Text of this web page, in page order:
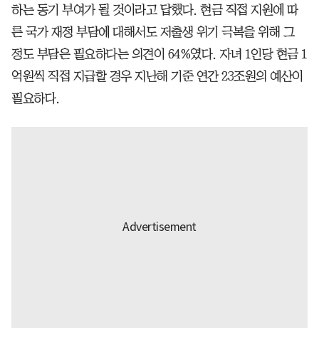
하는 동기 부여가 될 것이라고 답했다. 현금 직접 지원에 따
른 국가 재정 부담에 대해서도 저출생 위기 극복을 위해 그
정도 부담은 필요하다는 의견이 64%였다. 자녀 1인당 현금 1
억원씩 직접 지급할 경우 지난해 기준 연간 23조원의 예산이
필요하다.